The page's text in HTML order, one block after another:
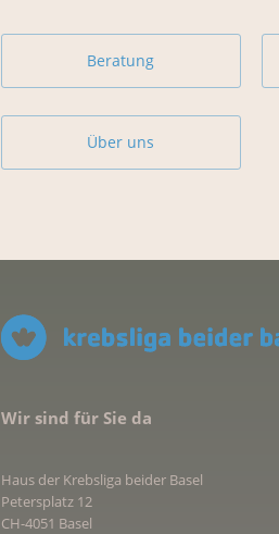
Beratung
Über uns
Wir sind für Sie da
Haus der Krebsliga beider Basel
Petersplatz 12
CH-4051 Basel